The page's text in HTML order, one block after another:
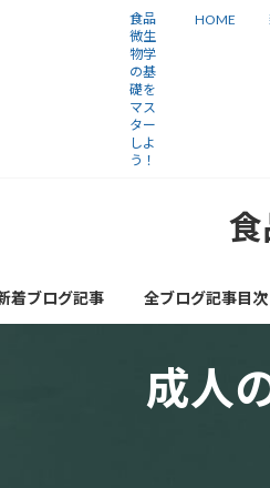
プ
動
食品
微生
物学
の基
礎を
マス
ター
しよ
う！
HOME
着ブログ記事 全ブログ記事目次
成人